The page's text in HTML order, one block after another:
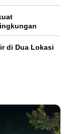
di Dua Lokasi